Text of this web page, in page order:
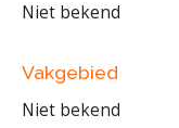
Niet bekend
Vakgebied
Niet bekend